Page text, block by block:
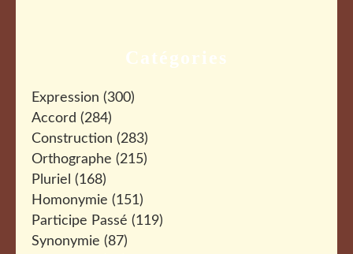
Catégories
Expression (300)
Accord (284)
Construction (283)
Orthographe (215)
Pluriel (168)
Homonymie (151)
Participe Passé (119)
Synonymie (87)